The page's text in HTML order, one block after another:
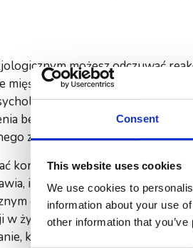
Consent
This website uses cookies
We use cookies to
information about your use
other information that
możesz odczuwać
mięśni czy pocenie się
możesz
behawioralnego, może odbierać
zdania.
konkretna sytuacja lub nawet
iż lęk się powiększa.
elementem życia
w życiu, w których reagowanie
które pociągają za sobą stratę